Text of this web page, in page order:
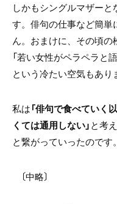
しかもシングルマザー
す。俳句の仕事など簡
ん。おまけに、その頃
「若い女性がペラペラと
という冷たい空気もあり
私は「俳句で食べていく
くては通用しない」と考
と繋がっていったのです。
〔中略〕